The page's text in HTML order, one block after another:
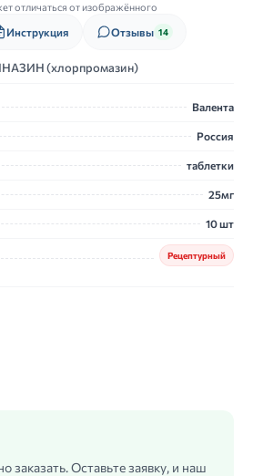
отличаться от изображённого
Инструкция Отзывы 14
(хлорпромазин)
Валента
Россия
таблетки
25мг
10 шт
Рецептурный
заказать. Оставьте заявку, и наш